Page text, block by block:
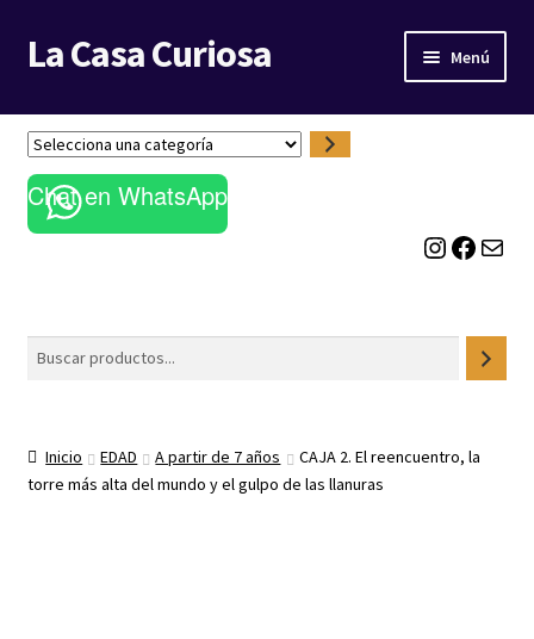
Ir
a
navegación
Ir
al
La Casa Curiosa Menú
LIBRERÍA
BLOG
S
e
l
e
a
c
Chat en WhatsApp
Instagram Facebook Correo electrónico
Buscar
Inicio EDAD A partir de 7 años
CAJA 2. El reencuentro, la
torre más alta del mundo y el gulpo de las llanuras